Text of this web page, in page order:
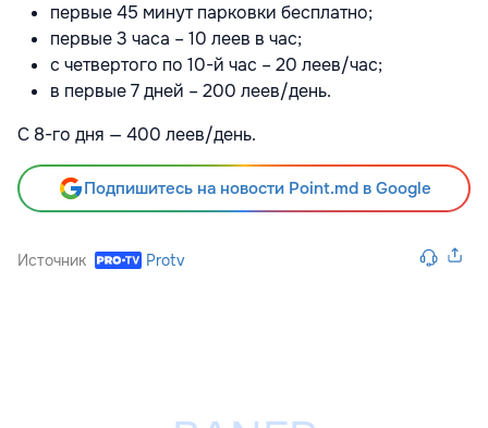
первые 45 минут парковки бесплатно;
первые 3 часа – 10 леев в час;
с четвертого по 10-й час – 20 леев/час;
в первые 7 дней – 200 леев/день.
С 8-го дня — 400 леев/день.
Подпишитесь на новости Point.md в Google
Источник Protv